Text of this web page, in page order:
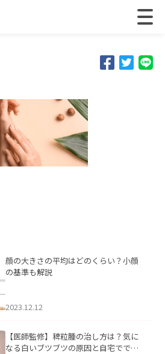
顔の大きさの平均はどのくらい？小顔
の基準も解説
2023.12.12
【医師監修】稗粒腫の治し方は？気に
なる白いブツブツの原因と自宅ででき